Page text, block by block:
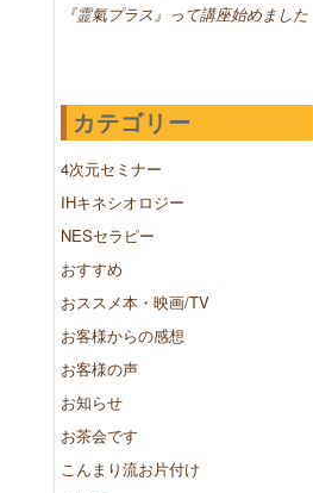
『霊氣プラス』って講座始めました
カテゴリー
4次元セミナー
IHキネシオロジー
NESセラピー
おすすめ
おススメ本・映画/TV
お客様からの感想
お客様の声
お知らせ
お茶会です
こんまり流お片付け